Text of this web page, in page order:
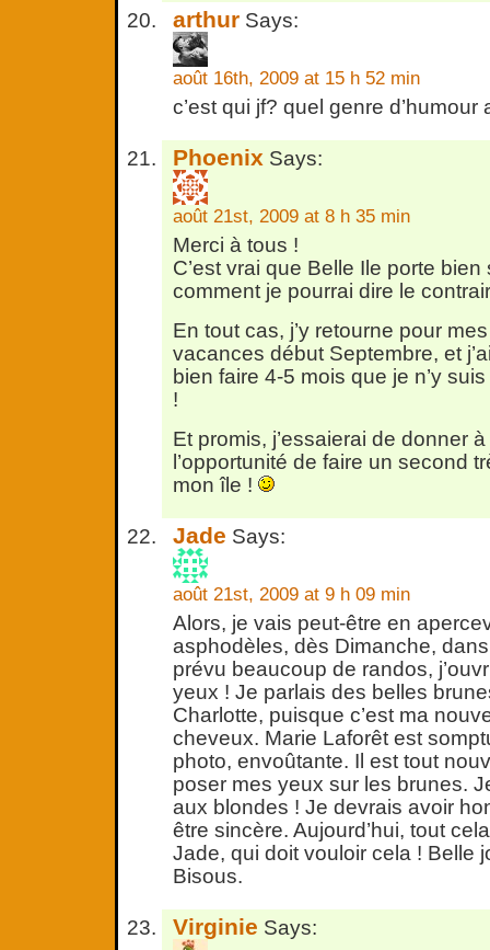
arthur Says:
août 16th, 2009 at 15 h 52 min
c’est qui jf? quel genre d’humour
Phoenix Says:
août 21st, 2009 at 8 h 35 min
Merci à tous !
C’est vrai que Belle Ile porte
comment je pourrai dire le
En tout cas, j’y retourne pour
vacances début Septembre, et
bien faire 4-5 mois que je n’y
!
Et promis, j’essaierai de donner
l’opportunité de faire un second
mon île !
Jade Says:
août 21st, 2009 at 9 h 09 min
Alors, je vais peut-être en
asphodèles, dès Dimanche,
prévu beaucoup de randos,
yeux ! Je parlais des belles
Charlotte, puisque c’est ma
cheveux. Marie Laforêt est
photo, envoûtante. Il est tout
poser mes yeux sur les brunes.
aux blondes ! Je devrais avoir
être sincère. Aujourd’hui, tout
Jade, qui doit vouloir cela ! Belle
Bisous.
Virginie Says: